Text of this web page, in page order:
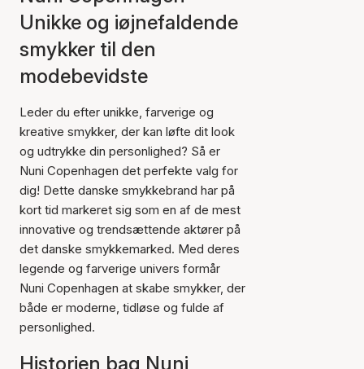
Unikke og iøjnefaldende
smykker til den
modebevidste
Leder du efter unikke, farverige og
kreative smykker, der kan løfte dit look
og udtrykke din personlighed? Så er
Nuni Copenhagen det perfekte valg for
dig! Dette danske smykkebrand har på
kort tid markeret sig som en af de mest
innovative og trendsættende aktører på
det danske smykkemarked. Med deres
legende og farverige univers formår
Nuni Copenhagen at skabe smykker, der
både er moderne, tidløse og fulde af
personlighed.
Historien bag Nuni